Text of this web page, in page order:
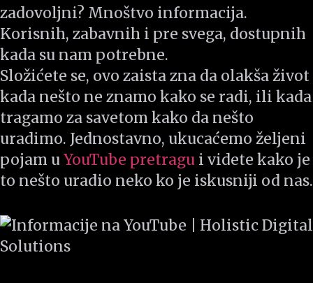
zadovoljni? Mnoštvo informacija.
Korisnih, zabavnih i pre svega, dostupnih
kada su nam potrebne.
Složićete se, ovo zaista zna da olakša život
kada nešto ne znamo kako se radi, ili kada
tragamo za savetom kako da nešto
uradimo. Jednostavno, ukucaćemo željeni
pojam u YouTube pretragu i videte kako je
to nešto uradio neko ko je iskusniji od nas.